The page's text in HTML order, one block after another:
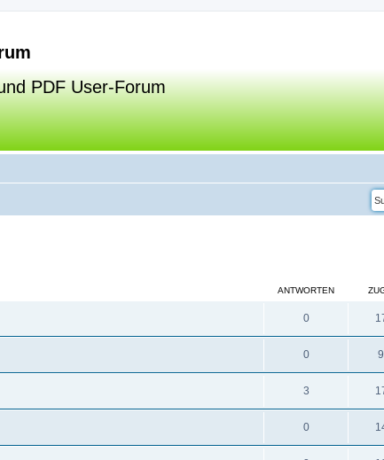
PDF User-Forum
ANTWORTEN
0
0
3
0